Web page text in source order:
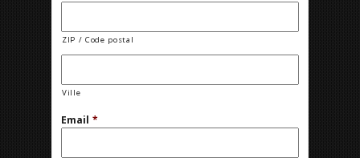
ZIP / Code postal
Ville
Email *